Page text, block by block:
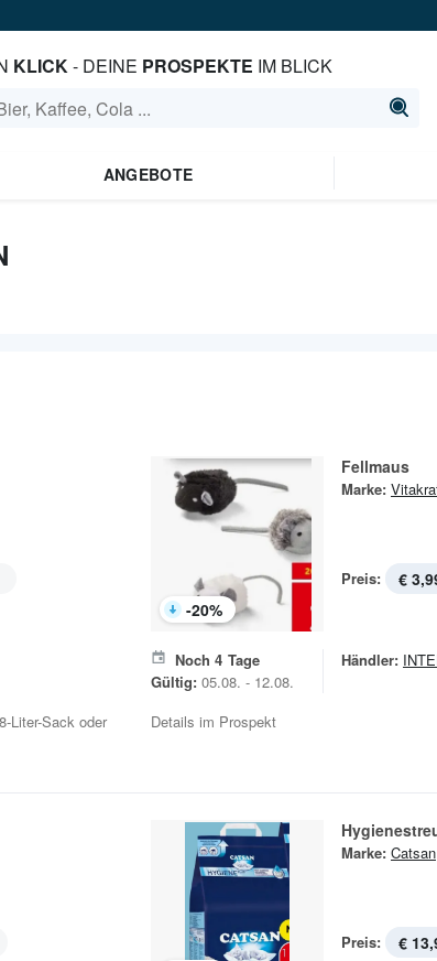
KLICK- DEINE PROSPEKTE IM BLICK
ANGEBOTE
Liter-Sack oder
-20%
Fellmaus
Marke:
Preis: €
Noch 4 Tage
Gültig: 05.08. - 12.08.
Händler:
Details im Prospekt
Marke: Catsan
Preis: €